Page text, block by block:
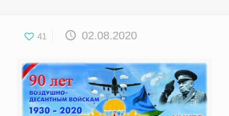
41 02.08.2020